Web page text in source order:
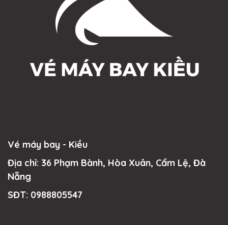
Vé máy bay - Kiều
Địa chỉ: 36 Phạm Bành, Hòa Xuân, Cẩm Lệ, Đà
Nẵng
SĐT: 0988805547